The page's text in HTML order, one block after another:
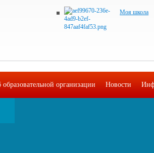
Моя школа
организации Новости